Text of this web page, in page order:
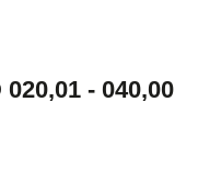
- 040,00